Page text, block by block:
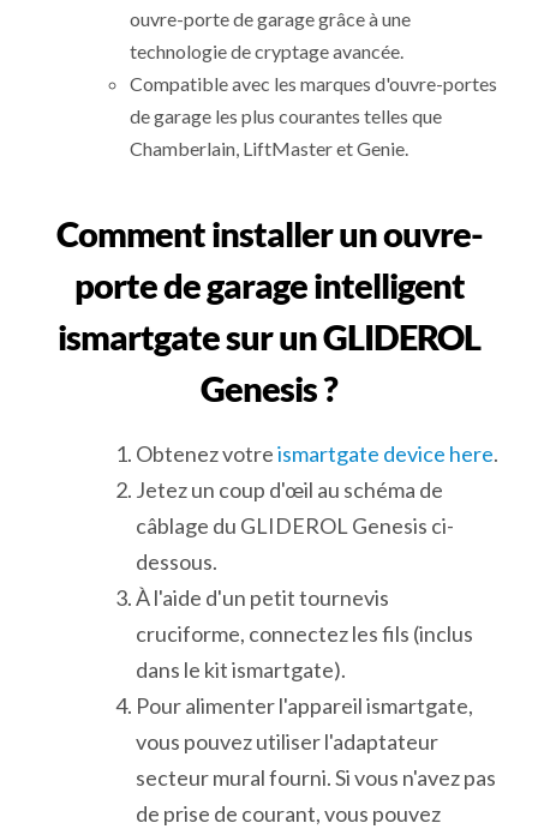
ouvre-porte de garage grâce à une
technologie de cryptage avancée.
Compatible avec les marques d'ouvre-portes
de garage les plus courantes telles que
Chamberlain, LiftMaster et Genie.
Comment installer un ouvre-
porte de garage intelligent
ismartgate sur un GLIDEROL
Genesis ?
Obtenez votreismartgate device here.
Jetez un coup d'œil au schéma de
câblage du GLIDEROL Genesis ci-
dessous.
À l'aide d'un petit tournevis
cruciforme, connectez les fils (inclus
dans le kit ismartgate).
Pour alimenter l'appareil ismartgate,
vous pouvez utiliser l'adaptateur
secteur mural fourni. Si vous n'avez pas
de prise de courant, vous pouvez